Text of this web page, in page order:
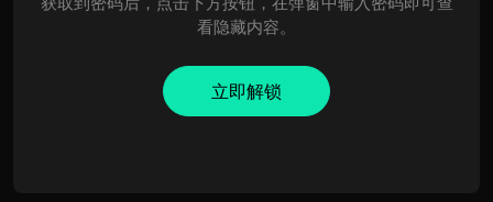
看隐藏内容。
立即解锁